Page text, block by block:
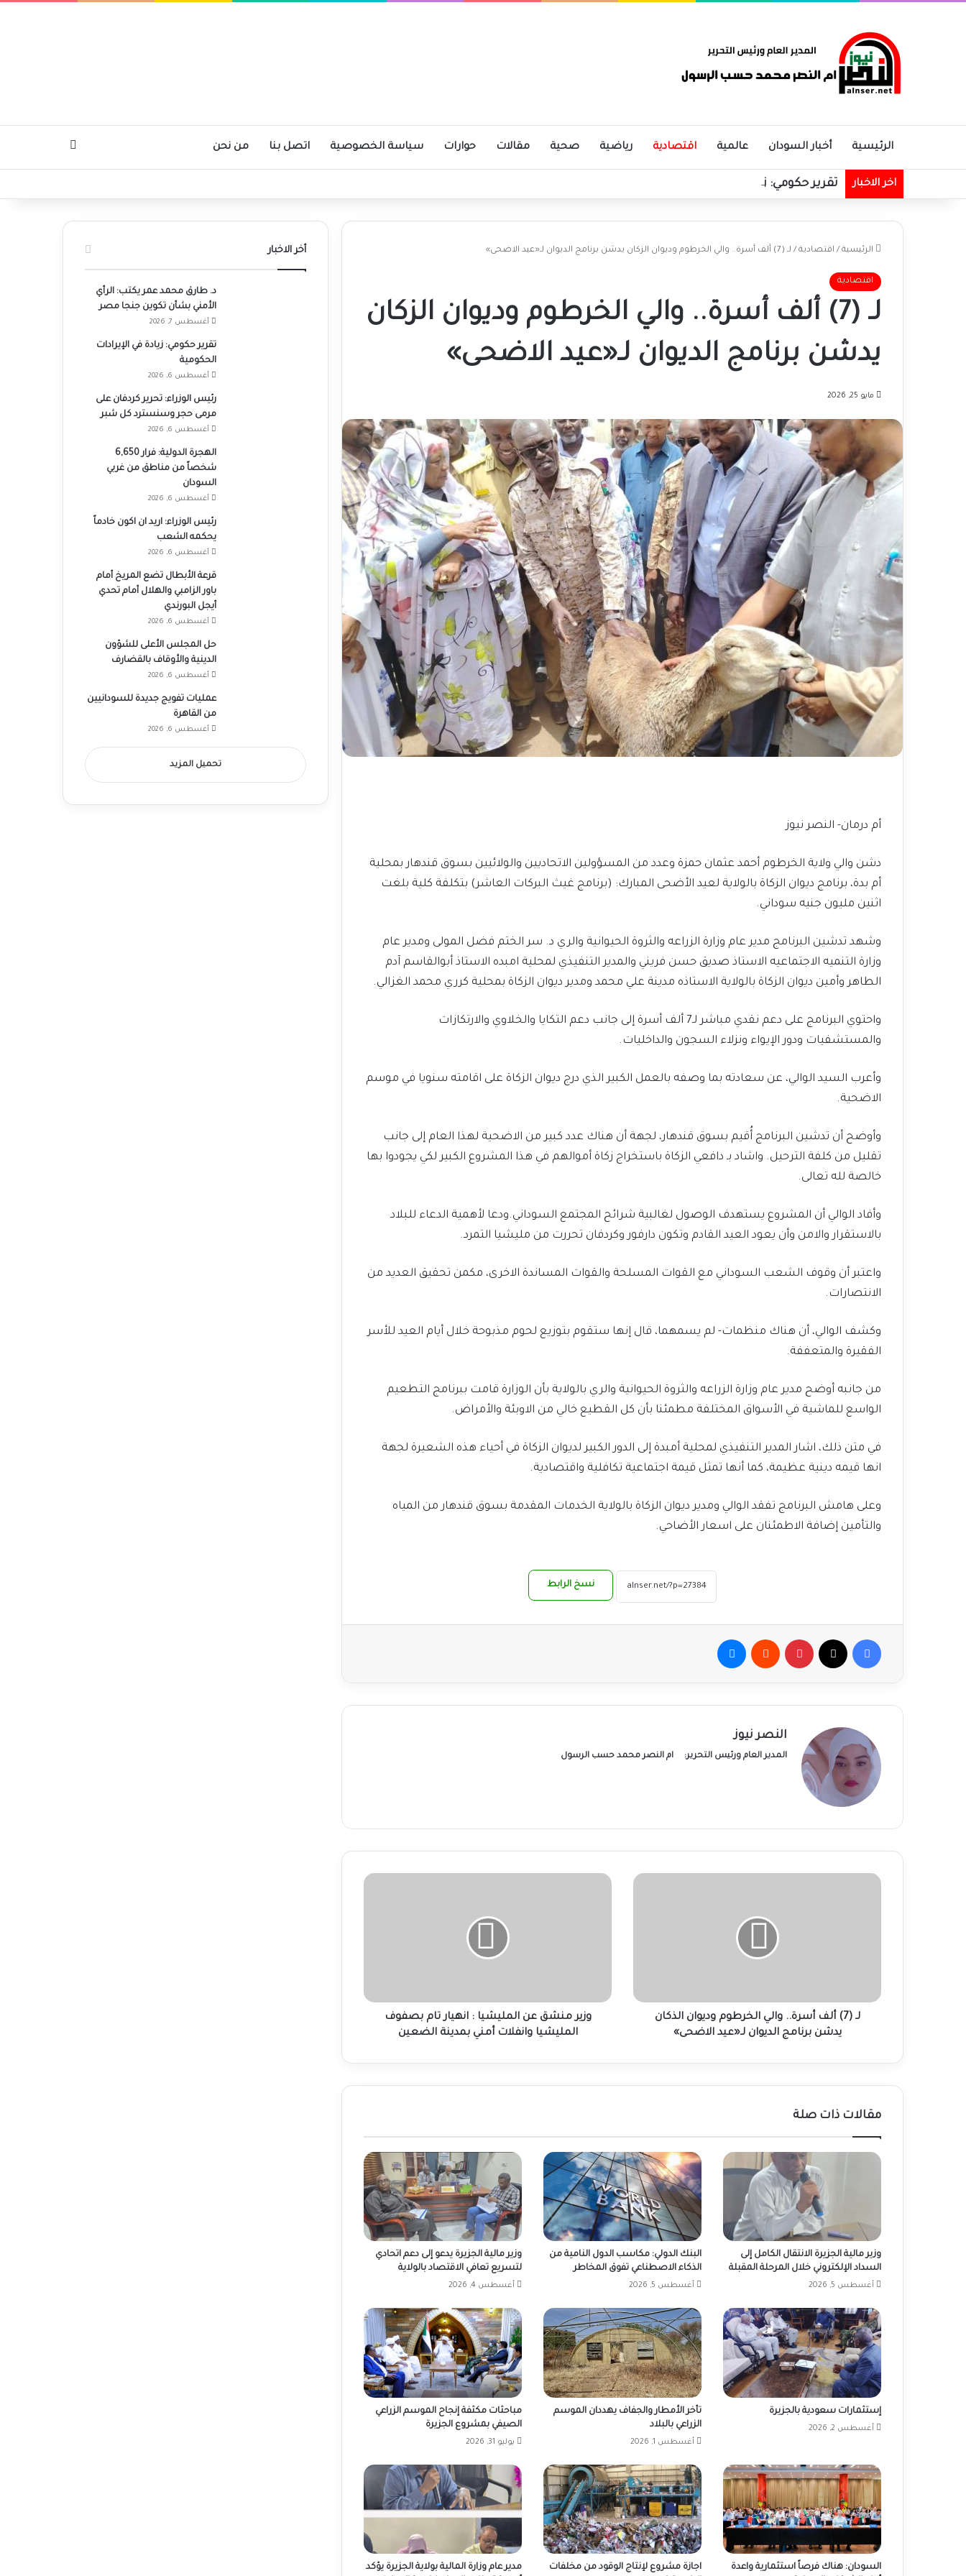
الرئيسية أخبار السودان عالمية اقتصادية رياضية صحية مقالات حوارات سياسة الخصوصية اتصل بنا من نحن
اخر الاخبار تقرير حكومي: زيادة في الإيرادات الحكومية
الرئيسية / اقتصادية / لـ (7) ألف أسرة.. والي الخرطوم وديوان الزكان يدشن برنامج الديوان لـ«عيد الاضحى»
اقتصادية
لـ (7) ألف أسرة.. والي الخرطوم وديوان الزكان
يدشن برنامج الديوان لـ«عيد الاضحى»
مايو 25, 2026
أم درمان- النصر نيوز
دشن والي ولاية الخرطوم أحمد عثمان حمزة وعدد من المسؤولين الاتحاديين والولائيين بسوق قندهار بمحلية
أم بدة، برنامج ديوان الزكاة بالولاية لعيد الأضحى المبارك: (برنامج غيث البركات العاشر) بتكلفة كلية بلغت
اثنين مليون جنيه سوداني.
وشهد تدشين البرنامج مدير عام وزارة الزراعه والثروة الحيوانية والري د. سر الختم فضل المولى ومدير عام
وزارة التنميه الاجتماعيه الاستاذ صديق حسن فريني والمدير التنفيذي لمحلية امبده الاستاذ أبوالقاسم آدم
الطاهر وأمين ديوان الزكاة بالولاية الاستاذه مدينة علي محمد ومدير ديوان الزكاة بمحلية كرري محمد الغزالي.
واحتوي البرنامج على دعم نقدي مباشر لـ7 ألف أسرة إلى جانب دعم التكايا والخلاوي والارتكازات
والمستشفيات ودور الإيواء ونزلاء السجون والداخليات.
وأعرب السيد الوالي، عن سعادته بما وصفه بالعمل الكبير الذي درج ديوان الزكاة على اقامته سنويا في موسم
الاضحية.
وأوضح أن تدشين البرنامج أُقيم بسوق قندهار، لجهة أن هناك عدد كبير من الاضحية لهذا العام إلى جانب
تقليل من كلفة الترحيل. واشاد بـ دافعي الزكاة باستخراج زكاة أموالهم في هذا المشروع الكبير لكي يجودوا بها
خالصة لله تعالى.
وأفاد الوالي أن المشروع يستهدف الوصول لغالبية شرائح المجتمع السوداني.ودعا لأهمية الدعاء للبلاد
بالاستقرار والامن وأن يعود العيد القادم وتكون دارفور وكردفان تحررت من مليشيا التمرد.
واعتبر أن وقوف الشعب السوداني مع القوات المسلحة والقوات المساندة الاخرى، مكمن تحقيق العديد من
الانتصارات.
وكشف الوالي، أن هناك منظمات- لم يسمهما، قال إنها ستقوم بتوزيع لحوم مذبوحة خلال أيام العيد للأسر
الفقيرة والمتعففة.
من جانبه أوضح مدير عام وزارة الزراعه والثروة الحيوانية والري بالولاية بأن الوزارة قامت ببرنامج التطعيم
الواسع للماشية في الأسواق المختلفة مطمئنا بأن كل القطيع خالي من الاوبئة والأمراض.
في متن ذلك، اشار المدير التنفيذي لمحلية أمبدة إلى الدور الكبير لديوان الزكاة في أحياء هذه الشعيرة لجهة
انها قيمه دينية عظيمة، كما أنها تمثل قيمة اجتماعية تكافلية واقتصادية.
وعلى هامش البرنامج تفقد الوالي ومدير ديوان الزكاة بالولاية الخدمات المقدمة بسوق قندهار من المياه
والتأمين إضافة الاطمئنان على اسعار الأضاحي.
نسخ الرابط
فيسبوك بينتيريست
النصر نيوز
المدير العام ورئيس التحرير: ام النصر محمد حسب الرسول
لـ
يدشن
برنامج
الاضحى»
لـ (7) ألف أسرة.. والي الخرطوم وديوان الذكان
يدشن برنامج الديوان لـ«عيد الاضحى»
وزير
المليشيا
وانفلات
الضعين
وزير منشق عن المليشيا : انهيار تام بصفوف
المليشيا وانفلات أمني بمدينة الضعين
مقالات ذات صلة
وزير مالية الجزيرة الانتقال الكامل إلى
السداد الإلكتروني خلال المرحلة المقبلة
أغسطس 5, 2026
البنك الدولي: مكاسب الدول النامية من
الذكاء الاصطناعي تفوق المخاطر
أغسطس 5, 2026
وزير مالية الجزيرة يدعو إلى دعم اتحادي
لتسريع تعافي الاقتصاد بالولاية
أغسطس 4, 2026
إستثمارات سعودية بالجزيرة
أغسطس 2, 2026
تأخر الأمطار والجفاف يهددان الموسم
الزراعي بالبلاد
أغسطس 1, 2026
مباحثات مكثفة إنجاح الموسم الزراعي
الصيفي بمشروع الجزيرة
يوليو 31, 2026
السودان: هناك فرصاً استثمارية واعدة
اجازة مشروع لإنتاج الوقود من مخلفات
مدير عام وزارة المالية بولاية الجزيرة يؤكد
أخر الاخبار
د. طارق محمد عمر يكتب: الرأي
الأمني بشأن تكوين جنجا مصر
أغسطس 7, 2026
تقرير حكومي: زيادة في الإيرادات
الحكومية
أغسطس 6, 2026
رئيس الوزراء: تحرير كردفان على
مرمى حجر وسنسترد كل شبر
أغسطس 6, 2026
الهجرة الدولية: فرار 6,650
شخصاً من مناطق من غربي
السودان
أغسطس 6, 2026
رئيس الوزراء: اريد ان اكون خادماً
يحكمه الشعب
أغسطس 6, 2026
قرعة الأبطال تضع المريخ أمام
باور الزامبي والهلال أمام تحدي
أيجل البورندي
أغسطس 6, 2026
حل المجلس الأعلى للشؤون
الدينية والأوقاف بالقضارف
أغسطس 6, 2026
عمليات تفويج جديدة للسودانيين
من القاهرة
أغسطس 6, 2026
تحميل المزيد